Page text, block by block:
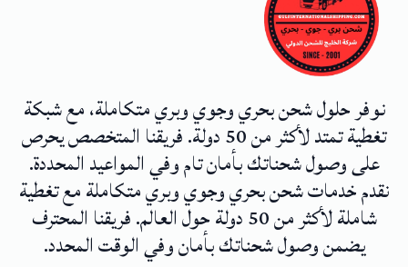
نوفر حلول شحن بحري وجوي وبري متكاملة، مع شبكة
تغطية تمتد لأكثر من 50 دولة. فريقنا المتخصص يحرص
على وصول شحناتك بأمان تام وفي المواعيد المحددة.
نقدم خدمات شحن بحري وجوي وبري متكاملة مع تغطية
شاملة لأكثر من 50 دولة حول العالم. فريقنا المحترف
يضمن وصول شحناتك بأمان وفي الوقت المحدد.